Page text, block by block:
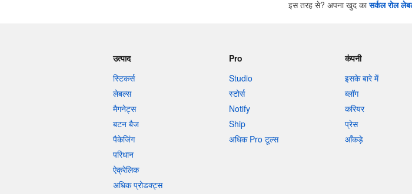
इस तरह से? अपना खुद कासर्कल रोल
उत्पाद
स्टिकर्स
लेबल्स
मैगनेट्स
बटन बैज
पैकेजिंग
परिधान
ऐक्रेलिक
अधिक प्रोडक्ट्स
Pro
Studio
स्टोर्स
Notify
Ship
अधिक Pro टूल्स
कंपनी
इसके बारे में
ब्लॉग
करियर
प्रेस
आँकड़े